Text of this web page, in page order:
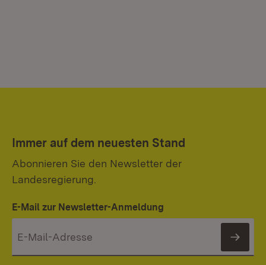
Immer auf dem neuesten Stand
Abonnieren Sie den Newsletter der
Landesregierung.
E-Mail zur Newsletter-Anmeldung